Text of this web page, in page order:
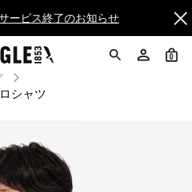
SALEがスタート！
で送料＆返品無料
0
シャツ